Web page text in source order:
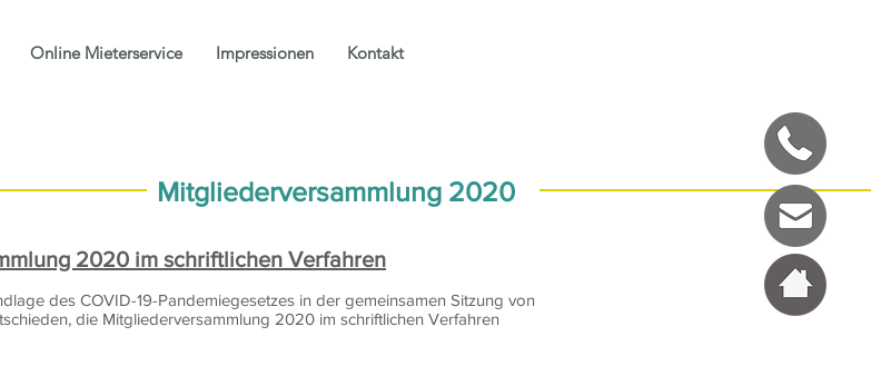
Online Mieterservice Impressionen Kontakt
Mitgliederversammlung 2020
2020 im schriftlichen Verfahren
des COVID-19-Pandemiegesetzes in der gemeinsamen Sitzung von
die Mitgliederversammlung 2020 im schriftlichen Verfahren